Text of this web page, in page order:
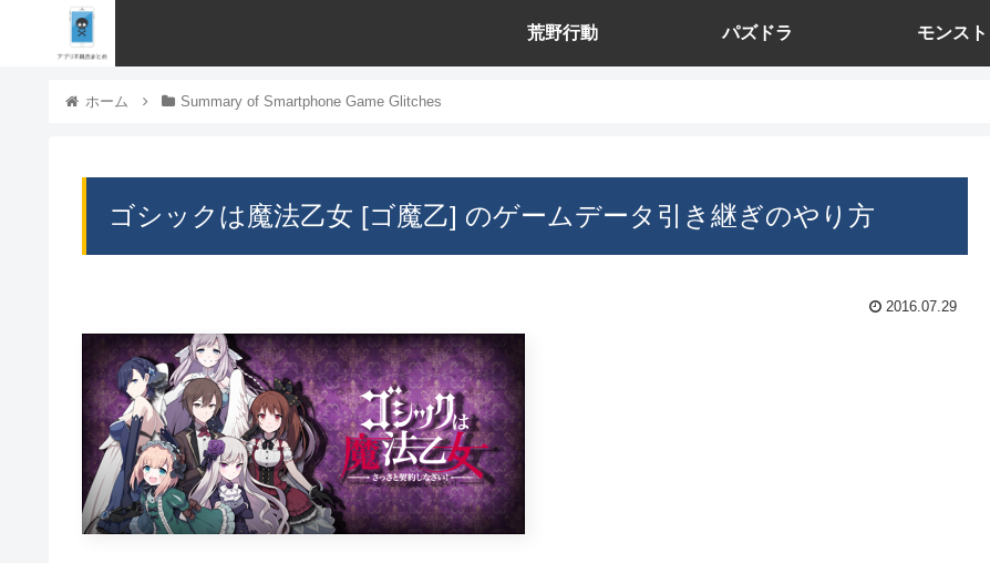
荒野行動 パズドラ モンスト
ホーム Summary of Smartphone Game Glitches
ゴシックは魔法乙女 [ゴ魔乙] のゲームデータ引き継ぎのやり方
2016.07.29